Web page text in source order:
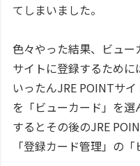
てしまいました。
色々やった結果、ビュー
サイトに登録するため
いったんJRE POINTサ
を「ビューカード」を選
するとその後のJRE
「登録カード管理」の